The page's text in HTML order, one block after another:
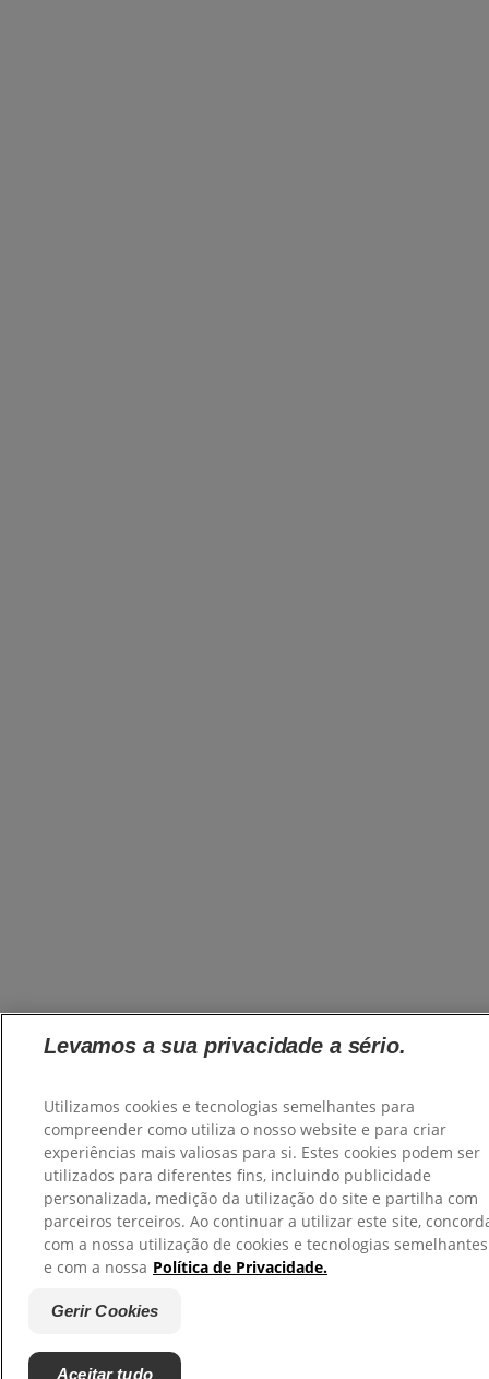
Levamos a sua privacidade a sério.
Utilizamos cookies e tecnologias semelhantes para
compreender como utiliza o nosso website e para criar
experiências mais valiosas para si. Estes cookies podem ser
utilizados para diferentes fins, incluindo publicidade
personalizada, medição da utilização do site e partilha com
parceiros terceiros. Ao continuar a utilizar este site,
com a nossa utilização de cookies e tecnologias semelhantes
e com a nossa Política de Privacidade.
Gerir Cookies
Aceitar tudo